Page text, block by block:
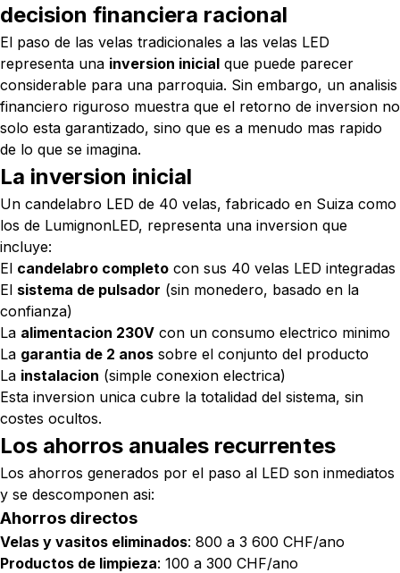
decision financiera racional
El paso de las velas tradicionales a las velas LED
representa una inversion inicial que puede parecer
considerable para una parroquia. Sin embargo, un analisis
financiero riguroso muestra que el retorno de inversion no
solo esta garantizado, sino que es a menudo mas rapido
de lo que se imagina.
La inversion inicial
Un candelabro LED de 40 velas, fabricado en Suiza como
los de LumignonLED, representa una inversion que
incluye:
El candelabro completo con sus 40 velas LED integradas
El sistema de pulsador (sin monedero, basado en la
confianza)
La alimentacion 230V con un consumo electrico minimo
La garantia de 2 anos sobre el conjunto del producto
La instalacion (simple conexion electrica)
Esta inversion unica cubre la totalidad del sistema, sin
costes ocultos.
Los ahorros anuales recurrentes
Los ahorros generados por el paso al LED son inmediatos
y se descomponen asi:
Ahorros directos
Velas y vasitos eliminados: 800 a 3 600 CHF/ano
Productos de limpieza: 100 a 300 CHF/ano